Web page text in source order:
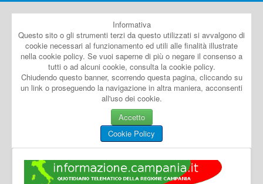
Informativa
Questo sito o gli strumenti terzi da questo utilizzati si avvalgono di
cookie necessari al funzionamento ed utili alle finalità illustrate
nella cookie policy. Se vuoi saperne di più o negare il consenso a
tutti o ad alcuni cookie, consulta la cookie policy.
Chiudendo questo banner, scorrendo questa pagina, cliccando su
un link o proseguendo la navigazione in altra maniera, acconsenti
all'uso dei cookie.
Accetto
Cookie Policy